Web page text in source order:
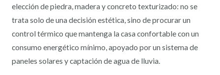
elección de piedra, madera y concreto texturizado: no se
trata solo de una decisión estética, sino de procurar un
control térmico que mantenga la casa confortable con un
consumo energético mínimo, apoyado por un sistema de
paneles solares y captación de agua de lluvia.